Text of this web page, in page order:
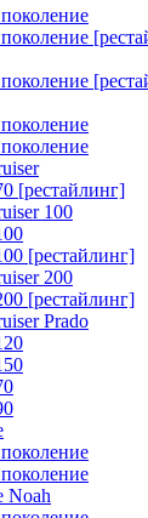
[рестайлинг]
100
[рестайлинг]
200
[рестайлинг]
Prado
Noah